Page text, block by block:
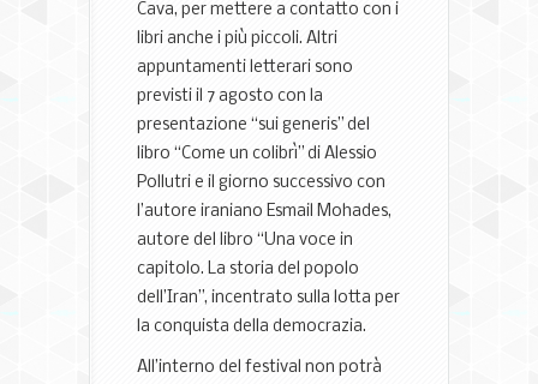
Cava, per mettere a contatto con i
libri anche i più piccoli. Altri
appuntamenti letterari sono
previsti il 7 agosto con la
presentazione “sui generis” del
libro “Come un colibrì” di Alessio
Pollutri e il giorno successivo con
l’autore iraniano Esmail Mohades,
autore del libro “Una voce in
capitolo. La storia del popolo
dell’Iran”, incentrato sulla lotta per
la conquista della democrazia.
All’interno del festival non potrà